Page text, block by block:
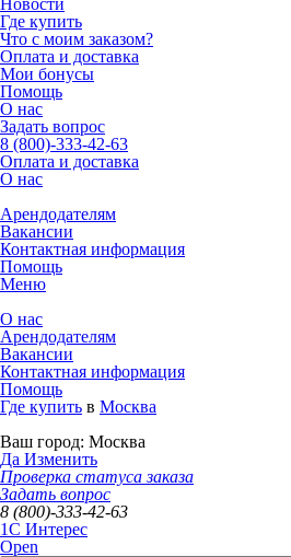
Где купить
Что с моим заказом?
Оплата и доставка
Мои бонусы
Помощь
О нас
Задать вопрос
8 (800)-333-42-63
Оплата и доставка
О нас
Арендодателям
Вакансии
Контактная информация
Помощь
Меню
О нас
Арендодателям
Вакансии
Контактная информация
Помощь
Где купить в Москва
Ваш город: Москва
Да Изменить
Проверка статуса заказа
Задать вопрос
8 (800)-333-42-63
1C Интерес
Open